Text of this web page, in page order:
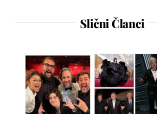
Slični Članci